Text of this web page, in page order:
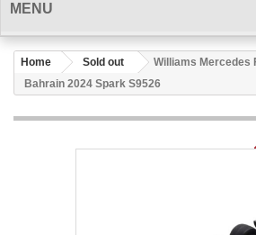
MENU
Home Sold out
Williams Mercedes
Bahrain 2024 Spark S9526